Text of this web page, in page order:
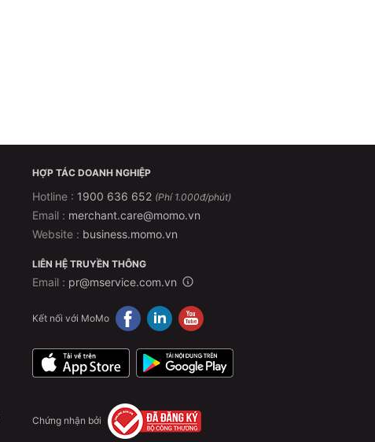
HỢP TÁC DOANH NGHIỆP
Hotline : 1900 636 652 (Phí 1.000đ/phút)
Email : merchant.care@momo.vn
Website : business.momo.vn
LIÊN HỆ TRUYỀN THÔNG
Email : pr@mservice.com.vn
Kết nối với MoMo
Chứng nhận bởi